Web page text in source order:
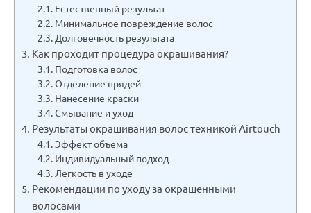
Естественный результат
Минимальное повреждение волос
Долговечность результата
Как проходит процедура окрашивания?
Подготовка волос
Отделение прядей
Нанесение краски
Смывание и уход
Результаты окрашивания волос техникой Airtouch
Эффект объема
Индивидуальный подход
Легкость в уходе
Рекомендации по уходу за окрашенными
волосами